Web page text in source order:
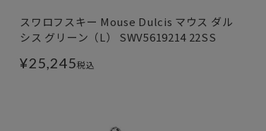
スワロフスキー Mouse Dulcis マウス ダル
シス グリーン（L） SWV5619214 22SS
¥25,245税込